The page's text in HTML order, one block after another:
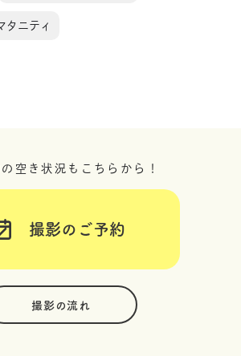
タニティ
空き状況もこちらから！
撮影のご予約
撮影の流れ